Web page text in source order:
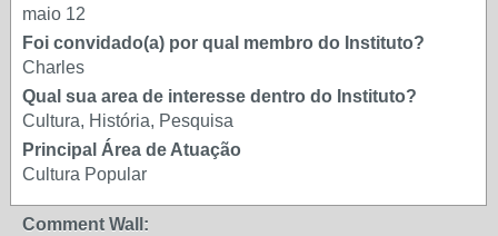
maio 12
Foi convidado(a) por qual membro do Instituto?
Charles
Qual sua area de interesse dentro do Instituto?
Cultura, História, Pesquisa
Principal Área de Atuação
Cultura Popular
Comment Wall: